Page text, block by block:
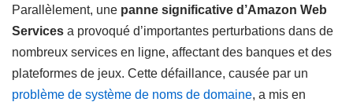
Parallèlement, une panne significative d’Amazon Web
Services a provoqué d’importantes perturbations dans de
nombreux services en ligne, affectant des banques et des
plateformes de jeux. Cette défaillance, causée par un
problème de système de noms de domaine, a mis en